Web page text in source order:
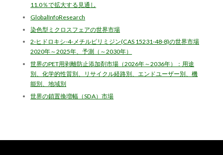
11.0％で拡大する見通し
GlobalInfoResearch
染色型ミクロスフェアの世界市場
2-ヒドロキシ-4-メチルピリミジン(CAS 15231-48-8)の世界市場
2020年～2025年、予測（～2030年）
世界のPET用剥離防止添加剤市場（2026年～2036年）：用途
別、化学的性質別、リサイクル経路別、エンドユーザー別、機
能別、地域別
世界の鎖置換増幅（SDA）市場